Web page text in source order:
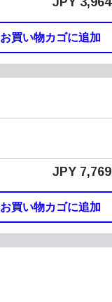
お買い物カゴに追加
JPY 7,769
お買い物カゴに追加